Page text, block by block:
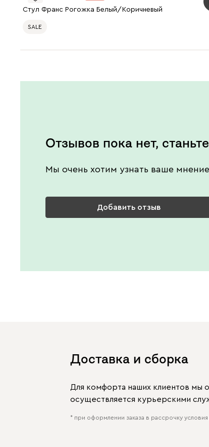
Стул Франс Рогожка Белый/Коричневый
SALE
Отзывов пока нет,
Мы очень хотим узнать ваше
Добавить отзыв
Доставка и сборка
Для комфорта наших клиентов мы
осуществляется курьерскими
* при оформлении заказа в рассрочку условия